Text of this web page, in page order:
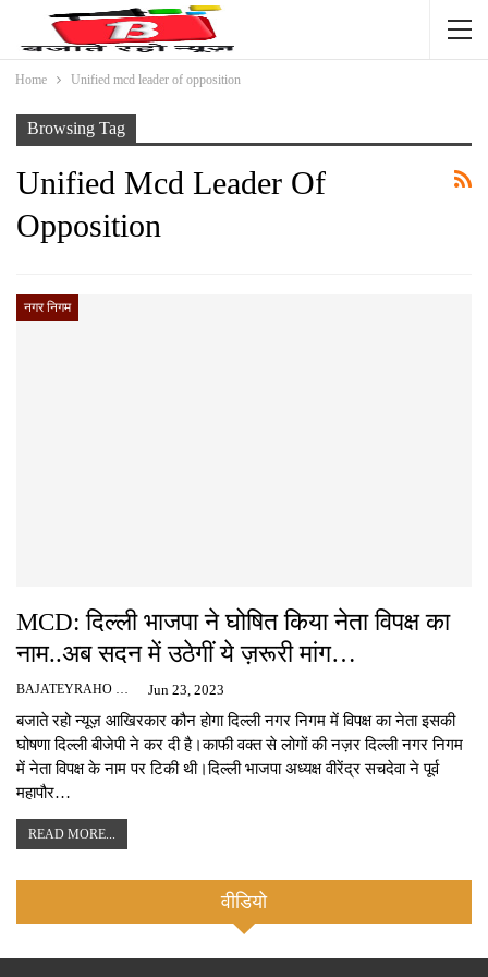
Home Unified mcd leader of opposition
Browsing Tag
Unified Mcd Leader Of
Opposition
नगर निगम
MCD: दिल्ली भाजपा ने घोषित किया नेता विपक्ष का
नाम..अब सदन में उठेगीं ये ज़रूरी मांग…
BAJATEYRAHO NEWS Jun 23, 2023
बजाते रहो न्यूज़ आखिरकार कौन होगा दिल्ली नगर निगम में विपक्ष का नेता इसकी
घोषणा दिल्ली बीजेपी ने कर दी है।काफी वक्त से लोगों की नज़र दिल्ली नगर निगम
में नेता विपक्ष के नाम पर टिकी थी।दिल्ली भाजपा अध्यक्ष वीरेंद्र सचदेवा ने पूर्व
महापौर…
READ MORE...
वीडियो